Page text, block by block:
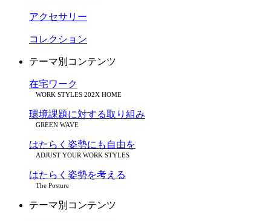
アクセサリー
コレクション
テーマ別コンテンツ
在宅ワーク
WORK STYLES 202X HOME
環境課題に対する取り組み
GREEN WAVE
はたらく姿勢にも自由を
ADJUST YOUR WORK STYLES
はたらく姿勢を考える
The Posture
テーマ別コンテンツ